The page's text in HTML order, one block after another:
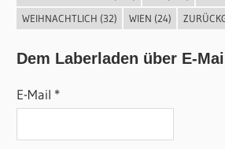
WEIHNACHTLICH (32) WIEN (24)
Dem Laberladen über E-
E-Mail *